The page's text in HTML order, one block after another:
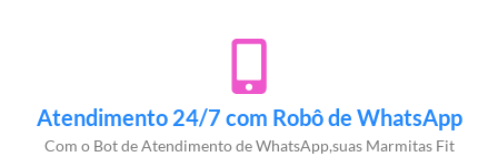
Atendimento 24/7 com Robô de WhatsApp
Com o Bot de Atendimento de WhatsApp,suas Marmitas Fit